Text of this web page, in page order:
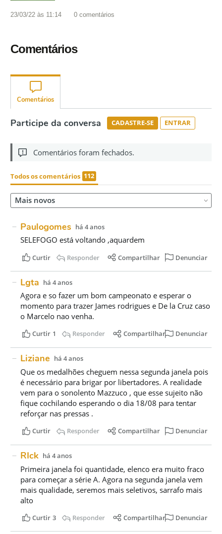
23/03/22 às 11:14 0 comentários
Comentários